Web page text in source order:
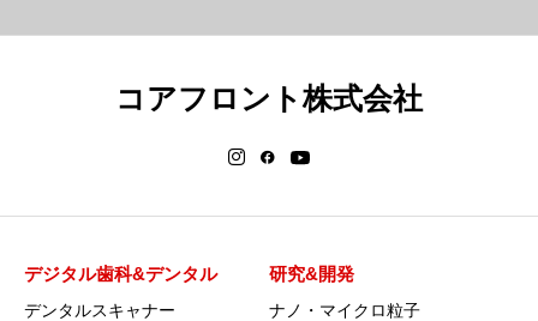
コアフロント株式会社
デジタル歯科&デンタル
デンタルスキャナー
研究&開発
ナノ・マイクロ粒子